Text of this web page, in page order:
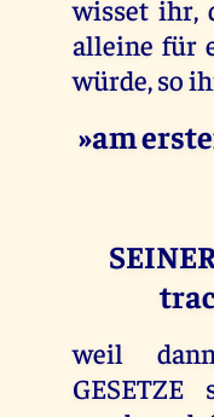
wisset ihr,
alleine für
würde, so
»am
weil